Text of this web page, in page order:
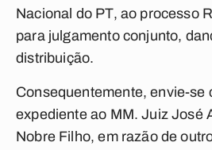
Nacional do PT, ao processo
para julgamento conjunto,
distribuição.
Consequentemente, envie-se
expediente ao MM. Juiz José
Nobre Filho, em razão de